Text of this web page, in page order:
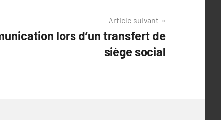
Article suivant
lors d’un transfert de
siège social